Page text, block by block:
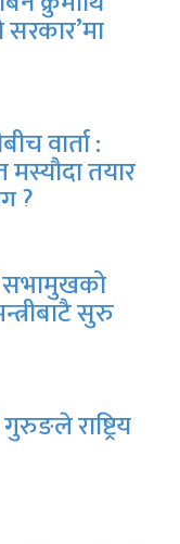
र
माग
वार्ता :
मस्यौदा तयार
?
सभामुखको
सुरु
राष्ट्रिय